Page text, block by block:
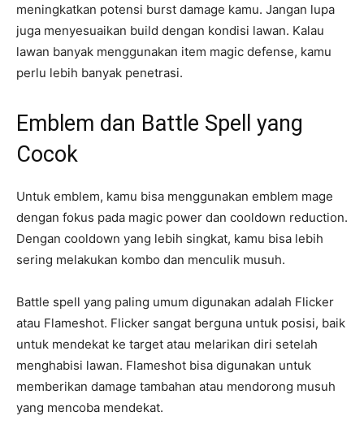
meningkatkan potensi burst damage kamu. Jangan lupa
juga menyesuaikan build dengan kondisi lawan. Kalau
lawan banyak menggunakan item magic defense, kamu
perlu lebih banyak penetrasi.
Emblem dan Battle Spell yang
Cocok
Untuk emblem, kamu bisa menggunakan emblem mage
dengan fokus pada magic power dan cooldown reduction.
Dengan cooldown yang lebih singkat, kamu bisa lebih
sering melakukan kombo dan menculik musuh.
Battle spell yang paling umum digunakan adalah Flicker
atau Flameshot. Flicker sangat berguna untuk posisi, baik
untuk mendekat ke target atau melarikan diri setelah
menghabisi lawan. Flameshot bisa digunakan untuk
memberikan damage tambahan atau mendorong musuh
yang mencoba mendekat.